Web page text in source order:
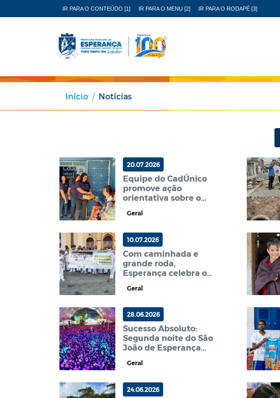
IR PARA O CONTEÚDO [1] IR PARA O MENU [2] IR PARA O RODAPÉ [3]
Início Notícias
20.07.2026
Equipe do CadÚnico
promove ação
orientativa sobre o
de Energia Elétrica
Geral
10.07.2026
Com caminhada e
grande roda,
Esperança celebra o
Capoeirista
Geral
28.06.2026
Sucesso Absoluto:
Segunda noite do São
João de Esperança
consolida o evento na
Geral
24.06.2026